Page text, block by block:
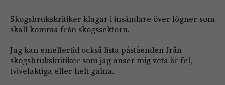
Skogsbrukskritiker klagar i insändare över lögner som
skall komma från skogssektorn.
Jag kan emellertid också lista påståenden från
skogsbrukskritiker som jag anser mig veta är fel,
tvivelaktiga eller helt galna.